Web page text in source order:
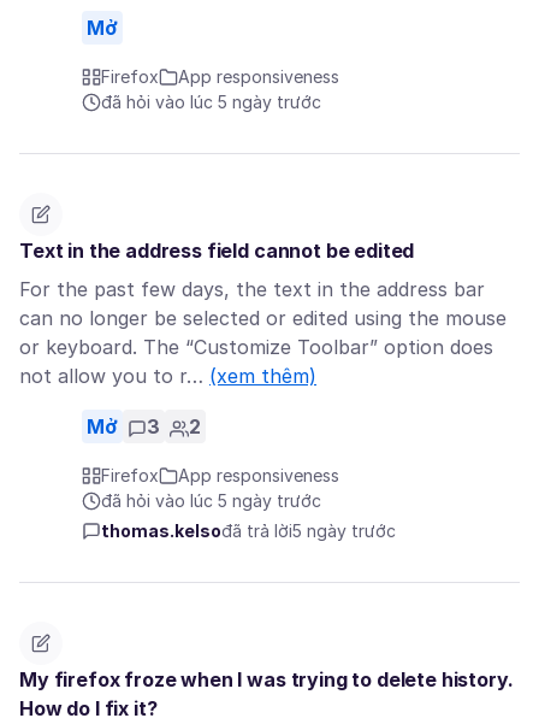
Mở
Firefox
App responsiveness
đã hỏi vào lúc 5 ngày trước
Text in the address field cannot be edited
For the past few days, the text in the address bar
can no longer be selected or edited using the mouse
or keyboard. The “Customize Toolbar” option does
not allow you to r… (xem thêm)
Mở 3 2
Firefox
App responsiveness
đã hỏi vào lúc 5 ngày trước
thomas.kelsođã trả lời5 ngày trước
My firefox froze when I was trying to delete history.
How do I fix it?